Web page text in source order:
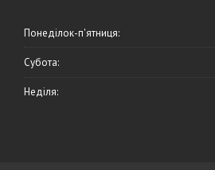
Понеділок-п'ятниця:
Субота:
Неділя: